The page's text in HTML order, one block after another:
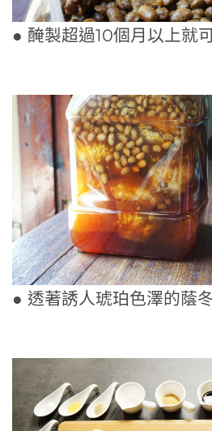
● 醃製超過10個月以上就
● 透著誘人琥珀色澤的蔭